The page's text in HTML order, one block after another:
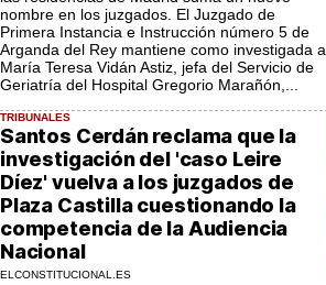
nombre en los juzgados. El Juzgado de
Primera Instancia e Instrucción número 5 de
Arganda del Rey mantiene como investigada a
María Teresa Vidán Astiz, jefa del Servicio de
Geriatría del Hospital Gregorio Marañón,...
TRIBUNALES
Santos Cerdán reclama que la
investigación del 'caso Leire
Díez' vuelva a los juzgados de
Plaza Castilla cuestionando la
competencia de la Audiencia
Nacional
ELCONSTITUCIONAL.ES